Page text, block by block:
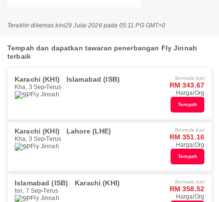
Terakhir dikemas kini29 Julai 2026 pada 05:11 PG GMT+0
Tempah dan dapatkan tawaran penerbangan Fly Jinnah
terbaik
Karachi (KHI) Islamabad (ISB)
Kha, 3 Sep Terus
Fly Jinnah
Bermula dari
RM 343.67
Harga/Org
Tempah
Karachi (KHI) Lahore (LHE)
Kha, 3 Sep Terus
Fly Jinnah
Bermula dari
RM 351.16
Harga/Org
Tempah
Islamabad (ISB) Karachi (KHI)
Isn, 7 Sep Terus
Fly Jinnah
Bermula dari
RM 358.52
Harga/Org